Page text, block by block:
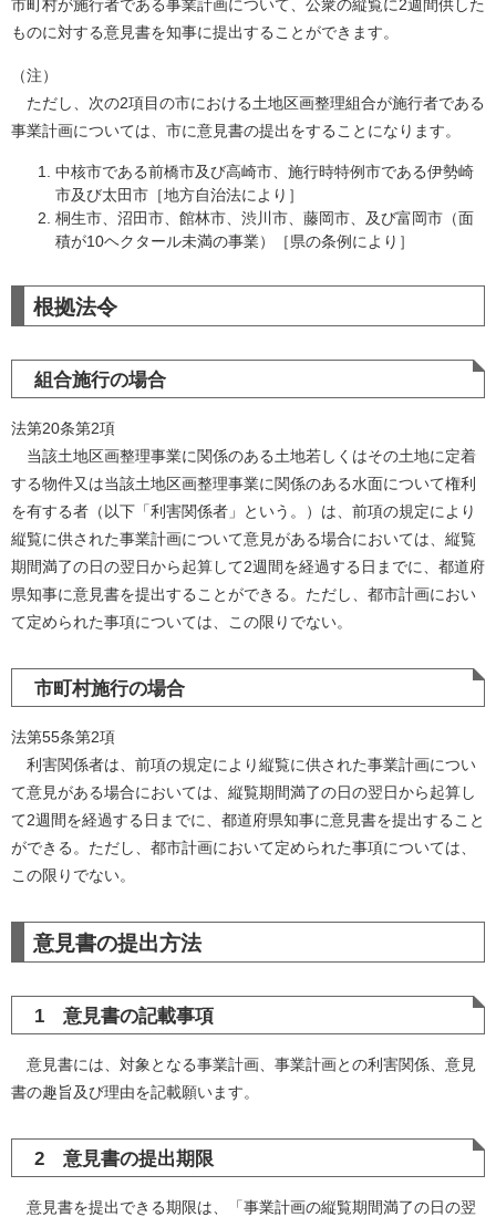
市町村が施行者である事業計画について、公衆の縦覧に2週間供した
ものに対する意見書を知事に提出することができます。
（注）
ただし、次の2項目の市における土地区画整理組合が施行者である
事業計画については、市に意見書の提出をすることになります。
中核市である前橋市及び高崎市、施行時特例市である伊勢崎
市及び太田市［地方自治法により］
桐生市、沼田市、館林市、渋川市、藤岡市、及び富岡市（面
積が10ヘクタール未満の事業）［県の条例により］
根拠法令
組合施行の場合
法第20条第2項
当該土地区画整理事業に関係のある土地若しくはその土地に定着
する物件又は当該土地区画整理事業に関係のある水面について権利
を有する者（以下「利害関係者」という。）は、前項の規定により
縦覧に供された事業計画について意見がある場合においては、縦覧
期間満了の日の翌日から起算して2週間を経過する日までに、都道府
県知事に意見書を提出することができる。ただし、都市計画におい
て定められた事項については、この限りでない。
市町村施行の場合
法第55条第2項
利害関係者は、前項の規定により縦覧に供された事業計画につい
て意見がある場合においては、縦覧期間満了の日の翌日から起算し
て2週間を経過する日までに、都道府県知事に意見書を提出すること
ができる。ただし、都市計画において定められた事項については、
この限りでない。
意見書の提出方法
1 意見書の記載事項
意見書には、対象となる事業計画、事業計画との利害関係、意見
書の趣旨及び理由を記載願います。
2 意見書の提出期限
意見書を提出できる期限は、「事業計画の縦覧期間満了の日の翌